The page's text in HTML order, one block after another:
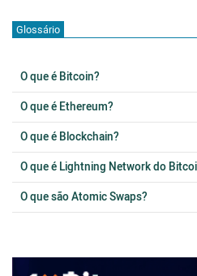
Glossário
O que é Bitcoin?
O que é Ethereum?
O que é Blockchain?
O que é Lightning Network do
O que são Atomic Swaps?